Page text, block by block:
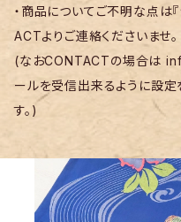
・商品についてご不明な点は
ACTよりご連絡くださいませ。
(なおCONTACTの場合は
ールを受信出来るように設定
す。)